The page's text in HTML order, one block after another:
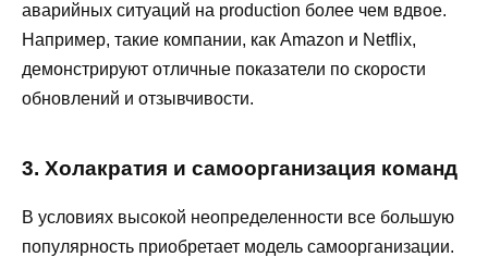
аварийных ситуаций на production более чем вдвое.
Например, такие компании, как Amazon и Netflix,
демонстрируют отличные показатели по скорости
обновлений и отзывчивости.
3. Холакратия и самоорганизация команд
В условиях высокой неопределенности все большую
популярность приобретает модель самоорганизации.